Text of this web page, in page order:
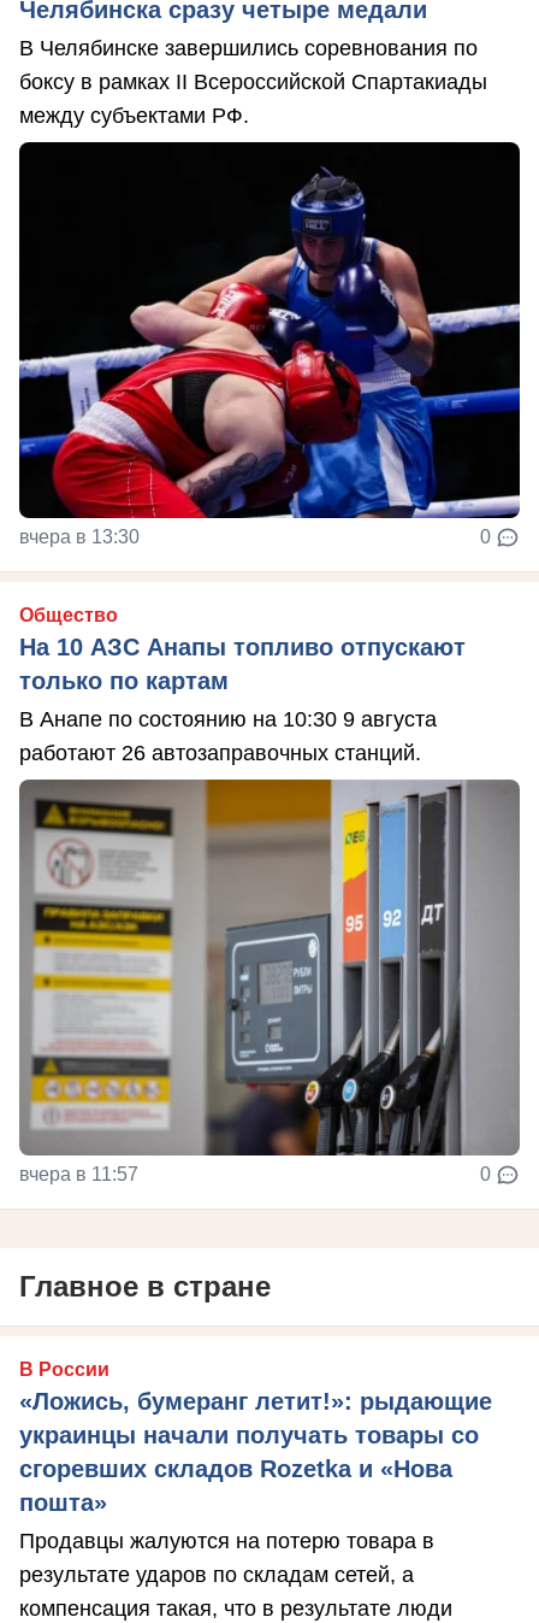
Челябинска сразу четыре медали
В Челябинске завершились соревнования по
боксу в рамках II Всероссийской Спартакиады
между субъектами РФ.
вчера в 13:30 0
Общество
На 10 АЗС Анапы топливо отпускают
только по картам
В Анапе по состоянию на 10:30 9 августа
работают 26 автозаправочных станций.
вчера в 11:57 0
Главное в стране
В России
«Ложись, бумеранг летит!»: рыдающие
украинцы начали получать товары со
сгоревших складов Rozetka и «Нова
пошта»
Продавцы жалуются на потерю товара в
результате ударов по складам сетей, а
компенсация такая, что в результате люди